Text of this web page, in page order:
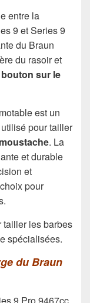
entre la
9 et Series 9
du Braun
du rasoir et
bouton sur le
est un
pour tailler
moustache. La
et durable
et
pour
tailler les barbes
spécialisées.
du Braun